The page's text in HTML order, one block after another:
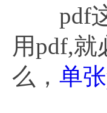
pdf这
用pdf,
么， 单